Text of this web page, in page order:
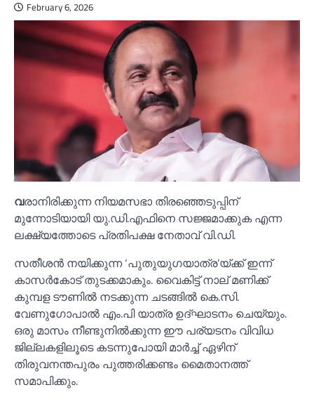
February 6, 2026
വരാനിരിക്കുന്ന നിയമസഭാ തിരഞ്ഞെടുപ്പിന്
മുന്നോടിയായി യു.ഡി.എഫിനെ സജ്ജമാക്കുക എന്ന
ലക്ഷ്യത്തോടെ പ്രതിപക്ഷ നേതാവ് വി.ഡി.
സതീശൻ നയിക്കുന്ന ‘പുതുയുഗയാത്ര’യ്ക്ക് ഇന്ന്
കാസർകോട് തുടക്കമാകും. വൈകിട്ട് നാല് മണിക്ക്
കുമ്പള ടൗണില്‍ നടക്കുന്ന ചടങ്ങില്‍ കെ.സി.
വേണുഗോപാല്‍ എം.പി യാത്ര ഉദ്ഘാടനം ചെയ്യും.
ഒരു മാസം നീണ്ടുനില്‍ക്കുന്ന ഈ പര്യടനം വിവിധ
ജില്ലകളിലൂടെ കടന്നുപോയി മാർച്ച്‌ ഏഴിന്
തിരുവനന്തപുരം പുത്തരിക്കണ്ടം മൈതാനത്ത്
സമാപിക്കും.